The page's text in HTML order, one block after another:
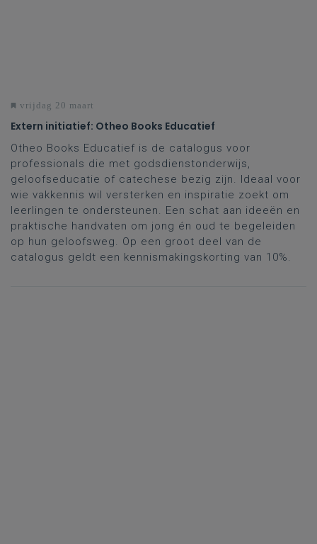
vrijdag 20 maart
Extern initiatief: Otheo Books Educatief
Otheo Books Educatief is de catalogus voor
professionals die met godsdienstonderwijs,
geloofseducatie of catechese bezig zijn. Ideaal voor
wie vakkennis wil versterken en inspiratie zoekt om
leerlingen te ondersteunen. Een schat aan ideeën en
praktische handvaten om jong én oud te begeleiden
op hun geloofsweg. Op een groot deel van de
catalogus geldt een kennismakingskorting van 10%.